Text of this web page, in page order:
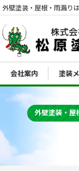
外壁塗装・屋根・雨漏り
会社案内 塗装
外壁塗装・屋